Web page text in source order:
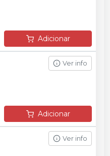
Adicionar
Ver info
Adicionar
Ver info